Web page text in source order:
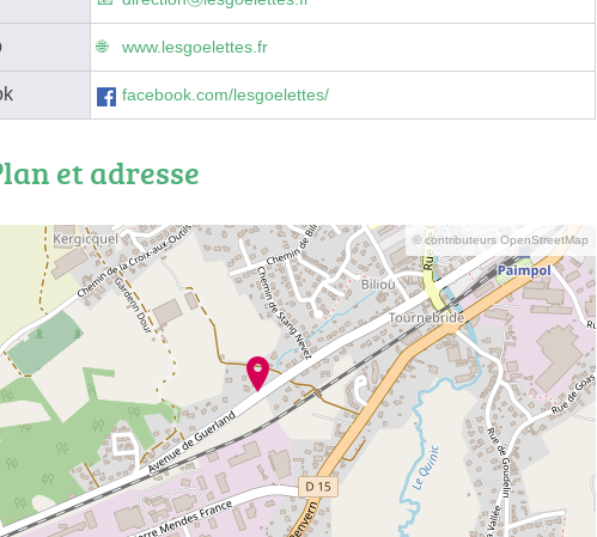
www.lesgoelettes.fr
facebook.com/lesgoelettes/
et adresse
© contributeurs OpenStreetMap